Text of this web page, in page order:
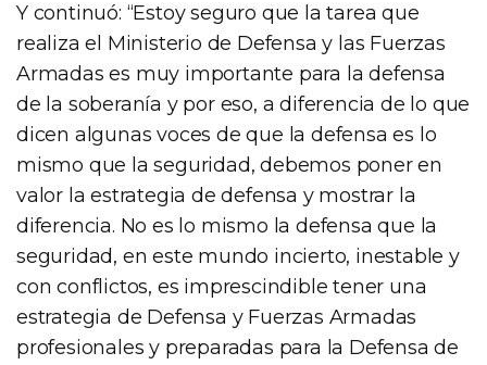
Y continuó: “Estoy seguro que la tarea que
realiza el Ministerio de Defensa y las Fuerzas
Armadas es muy importante para la defensa
de la soberanía y por eso, a diferencia de lo que
dicen algunas voces de que la defensa es lo
mismo que la seguridad, debemos poner en
valor la estrategia de defensa y mostrar la
diferencia. No es lo mismo la defensa que la
seguridad, en este mundo incierto, inestable y
con conflictos, es imprescindible tener una
estrategia de Defensa y Fuerzas Armadas
profesionales y preparadas para la Defensa de